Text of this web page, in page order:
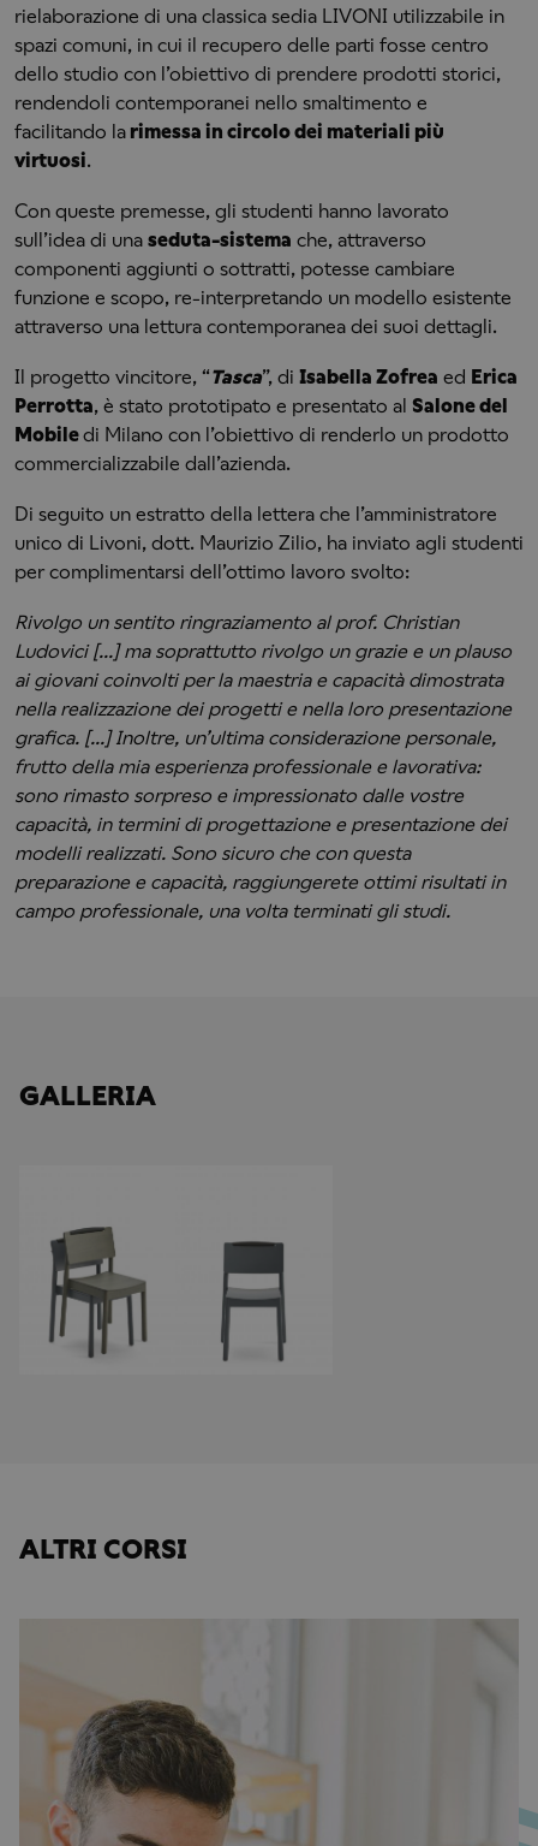
rielaborazione di una classica sedia LIVONI utilizzabile in
spazi comuni, in cui il recupero delle parti fosse centro
dello studio con l’obiettivo di prendere prodotti storici,
rendendoli contemporanei nello smaltimento e
facilitando la rimessa in circolo dei materiali più
virtuosi.
Con queste premesse, gli studenti hanno lavorato
sull’idea di una seduta-sistema che, attraverso
componenti aggiunti o sottratti, potesse cambiare
funzione e scopo, re-interpretando un modello esistente
attraverso una lettura contemporanea dei suoi dettagli.
Il progetto vincitore, “Tasca”, di Isabella Zofrea ed Erica
Perrotta, è stato prototipato e presentato al Salone del
Mobiledi Milano con l’obiettivo di renderlo un prodotto
commercializzabile dall’azienda.
Di seguito un estratto della lettera che l’amministratore
unico di Livoni, dott. Maurizio Zilio, ha inviato agli studenti
per complimentarsi dell’ottimo lavoro svolto:
Rivolgo un sentito ringraziamento al prof. Christian
Ludovici [...] ma soprattutto rivolgo un grazie e un plauso
ai giovani coinvolti per la maestria e capacità dimostrata
nella realizzazione dei progetti e nella loro presentazione
grafica. [...] Inoltre, un’ultima considerazione personale,
frutto della mia esperienza professionale e lavorativa:
sono rimasto sorpreso e impressionato dalle vostre
capacità, in termini di progettazione e presentazione dei
modelli realizzati. Sono sicuro che con questa
preparazione e capacità, raggiungerete ottimi risultati in
campo professionale, una volta terminati gli studi.
GALLERIA
ALTRI CORSI